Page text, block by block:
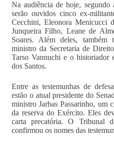
Na audiência de hoje,
serão ouvidos cinco ex-
Cecchini, Eleonora Menicucci
Junqueira Filho, Leane de
Soares. Além deles, também
ministro da Secretaria de
Tarso Vannuchi e o historiador
dos Santos.
Entre as testemunhas de
estão o atual presidente do
ministro Jarbas Passarinho, um
da reserva do Exército. Eles
carta precatória. O Tribunal
confirmou os nomes das